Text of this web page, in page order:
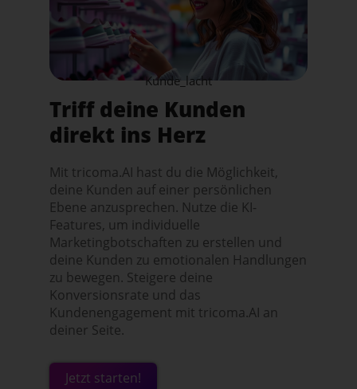
Kunde_lacht
Triff deine Kunden
direkt ins Herz
Mit tricoma.AI hast du die Möglichkeit,
deine Kunden auf einer persönlichen
Ebene anzusprechen. Nutze die KI-
Features, um individuelle
Marketingbotschaften zu erstellen und
deine Kunden zu emotionalen Handlungen
zu bewegen. Steigere deine
Konversionsrate und das
Kundenengagement mit tricoma.AI an
deiner Seite.
Jetzt starten!